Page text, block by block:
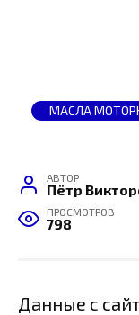
МАСЛА
АВТОР
Пётр
ПРОСМОТРОВ
798
Данные с